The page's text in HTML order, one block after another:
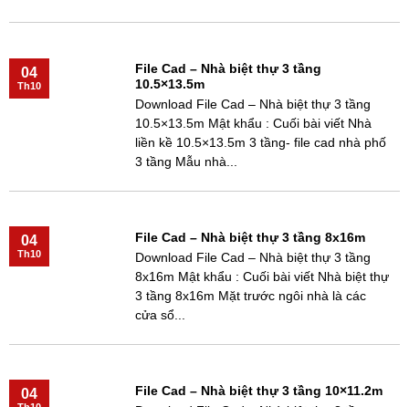
File Cad – Nhà biệt thự 3 tầng
10.5×13.5m
Download File Cad – Nhà biệt thự 3 tầng
10.5×13.5m Mật khẩu : Cuối bài viết Nhà
liền kề 10.5×13.5m 3 tầng- file cad nhà phố
3 tầng Mẫu nhà...
04
Th10
File Cad – Nhà biệt thự 3 tầng 8x16m
Download File Cad – Nhà biệt thự 3 tầng
8x16m Mật khẩu : Cuối bài viết Nhà biệt thự
3 tầng 8x16m Mặt trước ngôi nhà là các
cửa sổ...
04
Th10
File Cad – Nhà biệt thự 3 tầng 10×11.2m
04